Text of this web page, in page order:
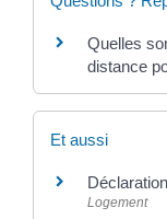
Quelles
distance
Et aussi
Logement